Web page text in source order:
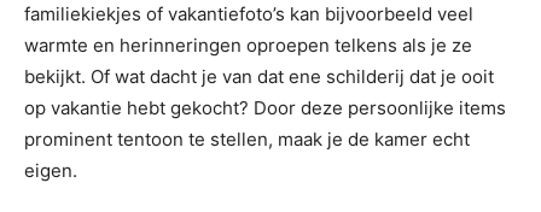
familiekiekjes of vakantiefoto’s kan bijvoorbeeld veel
warmte en herinneringen oproepen telkens als je ze
bekijkt. Of wat dacht je van dat ene schilderij dat je ooit
op vakantie hebt gekocht? Door deze persoonlijke items
prominent tentoon te stellen, maak je de kamer echt
eigen.